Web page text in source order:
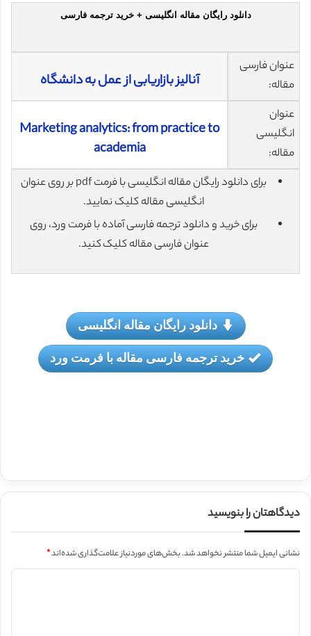
دانلود رایگان مقاله انگلیسی + خرید ترجمه فارسی
عنوان فارسی
مقاله:
آنالیز بازاریابی از عمل به دانشگاه
عنوان
انگلیسی
مقاله:
Marketing analytics: from practice to
academia
برای دانلود رایگان مقاله انگلیسی با فرمت pdf بر روی عنوان
انگلیسی مقاله کلیک نمایید.
برای خرید و دانلود ترجمه فارسی آماده با فرمت ورد، روی
عنوان فارسی مقاله کلیک کنید.
دانلود رایگان مقاله انگلیسی
خرید ترجمه فارسی مقاله با فرمت ورد
دیدگاهتان را بنویسید
نشانی ایمیل شما منتشر نخواهد شد.بخش‌های موردنیاز علامت‌گذاری شده‌اند*